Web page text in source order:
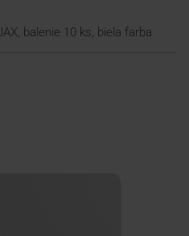
balenie 10 ks, biela farba